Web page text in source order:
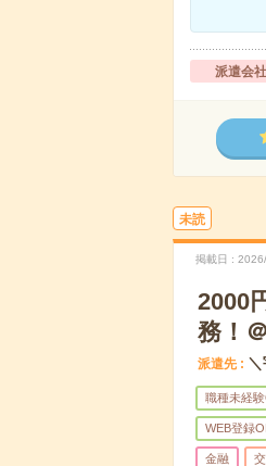
派遣会社
未読
掲載日
2000
務！
派遣先
職種未経
WEB登録
金融